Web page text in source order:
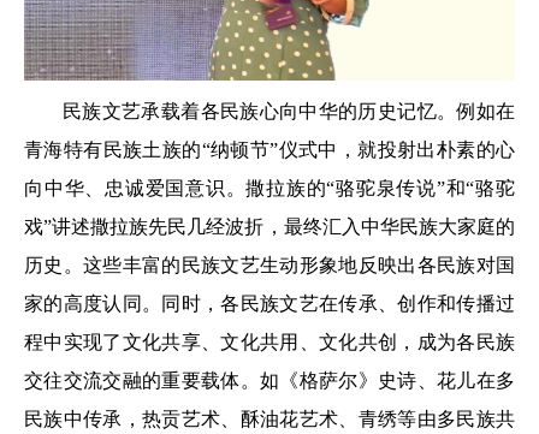
民族文艺承载着各民族心向中华的历史记忆。例如在
青海特有民族土族的“纳顿节”仪式中，就投射出朴素的心
向中华、忠诚爱国意识。撒拉族的“骆驼泉传说”和“骆驼
戏”讲述撒拉族先民几经波折，最终汇入中华民族大家庭的
历史。这些丰富的民族文艺生动形象地反映出各民族对国
家的高度认同。同时，各民族文艺在传承、创作和传播过
程中实现了文化共享、文化共用、文化共创，成为各民族
交往交流交融的重要载体。如《格萨尔》史诗、花儿在多
民族中传承，热贡艺术、酥油花艺术、青绣等由多民族共